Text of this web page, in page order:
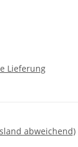
Lieferung
abweichend)